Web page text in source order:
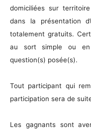
domiciliées sur
dans la présentation
totalement gratuits.
au sort simple ou
question(s) posée(s).
Tout participant qui
participation sera de
Les gagnants sont